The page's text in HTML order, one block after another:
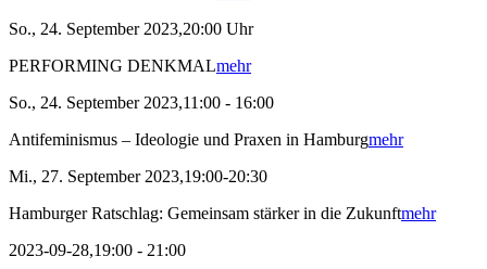
So., 24. September 2023,20:00 Uhr
PERFORMING DENKMALmehr
So., 24. September 2023,11:00 - 16:00
Antifeminismus – Ideologie und Praxen in Hamburgmehr
Mi., 27. September 2023,19:00-20:30
Hamburger Ratschlag: Gemeinsam stärker in die Zukunftmehr
2023-09-28,19:00 - 21:00